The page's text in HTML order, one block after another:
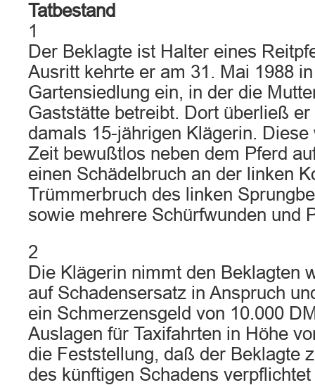
Tatbestand
1
Der Beklagte ist Halter eines
Ausritt kehrte er am 31. Mai 1988
Gartensiedlung ein, in der die
Gaststätte betreibt. Dort überließ
damals 15-jährigen Klägerin.
Zeit bewußtlos neben dem Pferd
einen Schädelbruch an der linken
Trümmerbruch des linken
sowie mehrere Schürfwunden und
2
Die Klägerin nimmt den Beklagten
auf Schadensersatz in Anspruch
ein Schmerzensgeld von 10.000
Auslagen für Taxifahrten in Höhe
die Feststellung, daß der Beklagte
des künftigen Schadens